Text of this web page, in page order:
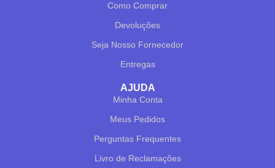
Como Comprar
Devoluções
Seja Nosso Fornecedor
Entregas
AJUDA
Minha Conta
Meus Pedidos
Perguntas Frequentes
Livro de Reclamações
Olá! Para começarmos, diz-me o teu nome
e email 😊